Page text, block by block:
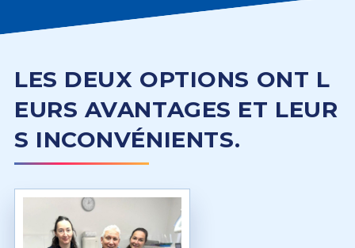
LES DEUX OPTIONS ONT L
EURS AVANTAGES ET LEUR
S INCONVÉNIENTS.